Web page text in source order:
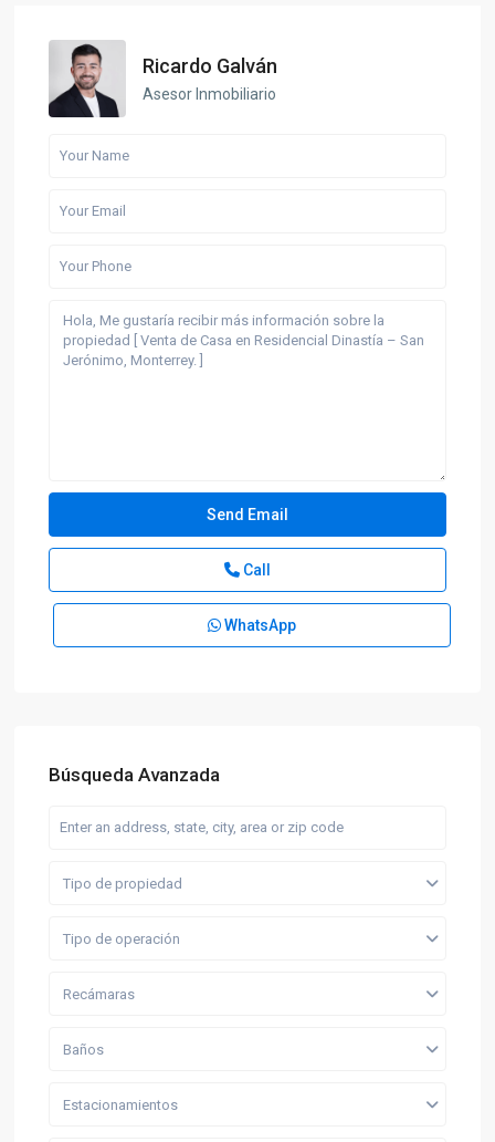
Ricardo Galván
Asesor Inmobiliario
Call
WhatsApp
Búsqueda Avanzada
Tipo de propiedad
Tipo de operación
Recámaras
Baños
Estacionamientos